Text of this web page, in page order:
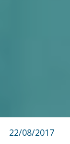
22/08/2017